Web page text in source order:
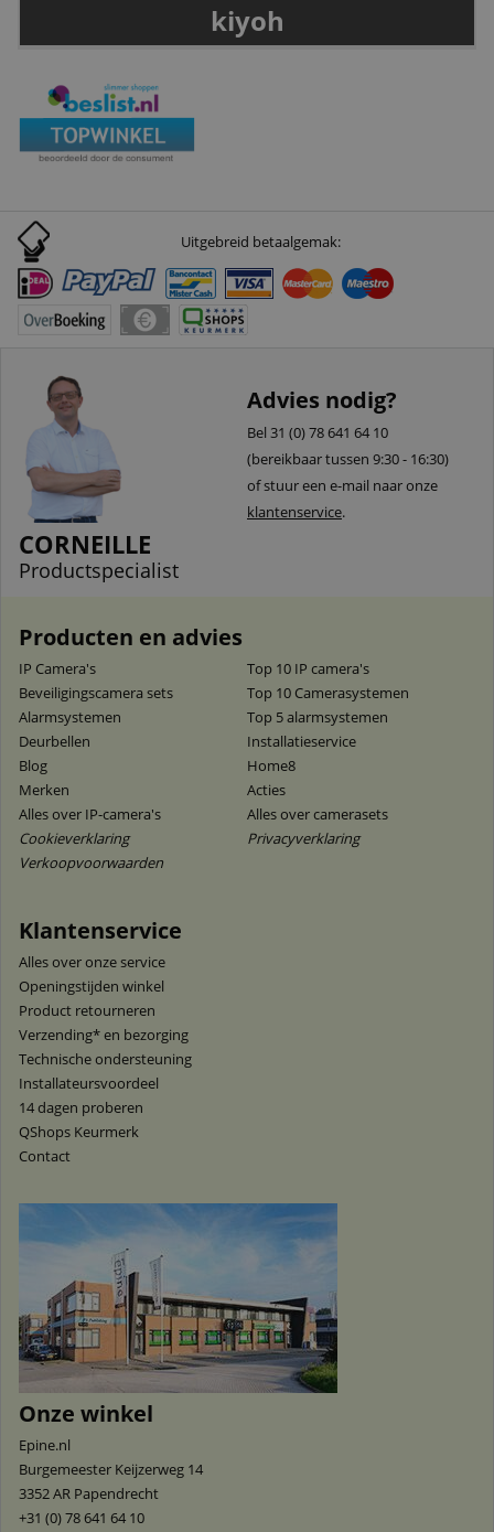
kiyoh
Uitgebreid betaalgemak:
CORNEILLE
Productspecialist
Advies nodig?
Bel 31 (0) 78 641 64 10
(bereikbaar tussen 9:30 - 16:30)
of stuur een e-mail naar onze
klantenservice.
Producten en advies
IP Camera's
Top 10 IP camera's
Beveiligingscamera sets
Top 10 Camerasystemen
Alarmsystemen
Top 5 alarmsystemen
Deurbellen
Installatieservice
Blog
Home8
Merken
Acties
Alles over IP-camera's
Alles over camerasets
Cookieverklaring
Privacyverklaring
Verkoopvoorwaarden
Klantenservice
Alles over onze service
Openingstijden winkel
Product retourneren
Verzending* en bezorging
Technische ondersteuning
Installateursvoordeel
14 dagen proberen
QShops Keurmerk
Contact
Onze winkel
Epine.nl
Burgemeester Keijzerweg 14
3352 AR Papendrecht
+31 (0) 78 641 64 10